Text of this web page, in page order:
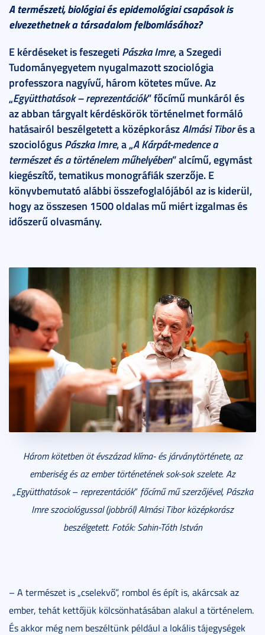
A természeti, biológiai és epidemológiai csapások is
elvezethetnek a társadalom felbomlásához?
E kérdéseket is feszegetiPászka Imre, a Szegedi
Tudományegyetem nyugalmazott szociológia
professzora nagyívű, három kötetes műve. Az
„Együtthatások – reprezentációk” főcímű munkáról és
az abban tárgyalt kérdéskörök történelmet formáló
hatásairól beszélgetett a középkorászAlmási Tiborés a
szociológusPászka Imre, a „A Kárpát-medence a
természet és a történelem műhelyében” alcímű, egymást
kiegészítő, tematikus monográfiák szerzője. E
könyvbemutató alábbi összefoglalójából az is kiderül,
hogy az összesen 1500 oldalas mű miért izgalmas és
időszerű olvasmány.
Három kötetben öt évszázad klíma- és járványtörténete, az
emberiség és az ember történetének sok-sok szelete. Az
„Együtthatások– reprezentációk” főcímű mű szerzőjével, Pászka
Imre szociológussal (jobbról) Almási Tibor középkorász
beszélgetett. Fotók: Sahin-Tóth István
– A természet is „cselekvő”, rombol és épít is, akárcsak az
ember, tehát kettőjük kölcsönhatásában alakul a történelem.
És akkor még nem beszéltünk például a lokális tájegységek